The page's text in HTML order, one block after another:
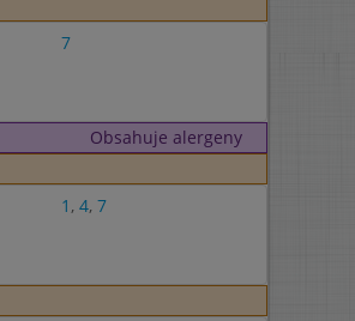
7
Obsahuje alergeny
1 , 4, 7